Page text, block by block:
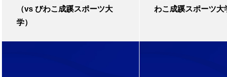
（vs びわこ成蹊スポーツ大
学）
わこ成蹊スポーツ大